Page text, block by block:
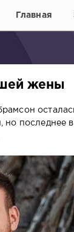
Главная
жены
но последнее